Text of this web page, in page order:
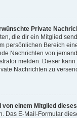
Private
die dir ein Mitglied
persönlichen Bereich
Nachrichten von
melden. Dieser
Nachrichten zu
von einem Mitglied
Das E-Mail-Formular